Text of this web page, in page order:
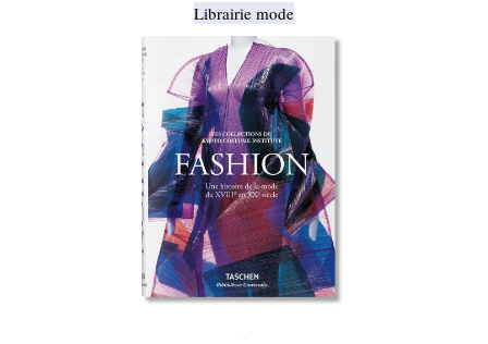
Librairie mode